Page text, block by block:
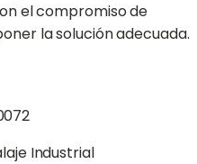
el compromiso de
la solución adecuada.
Industrial